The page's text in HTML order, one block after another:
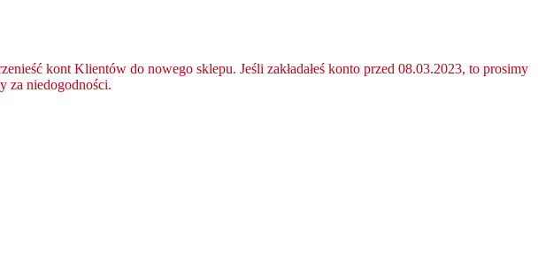
kont Klientów do nowego sklepu. Jeśli zakładałeś konto przed 08.03.2023, to prosimy
za niedogodności.